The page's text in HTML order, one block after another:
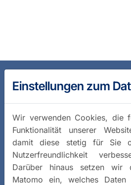
Einstellungen zum
Wir verwenden Cookies, die
Funktionalität unserer
damit diese stetig für Sie
Nutzerfreundlichkeit
Darüber hinaus setzen wir
Matomo ein, welches Daten